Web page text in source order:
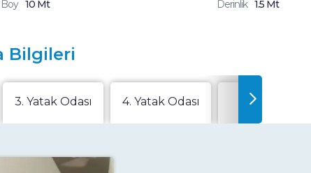
Boy 10 Mt Derinlik 1.5 Mt
Bilgileri
3. Yatak Odası 4. Yatak Odası Salon